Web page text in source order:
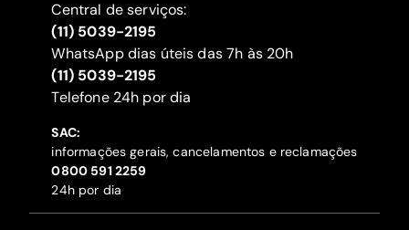
Central de serviços:
(11) 5039-2195
WhatsApp dias úteis das 7h às 20h
(11) 5039-2195
‍Telefone 24h por dia
SAC:
informações gerais, cancelamentos e reclamações
‍0800 591 2259
24h por dia